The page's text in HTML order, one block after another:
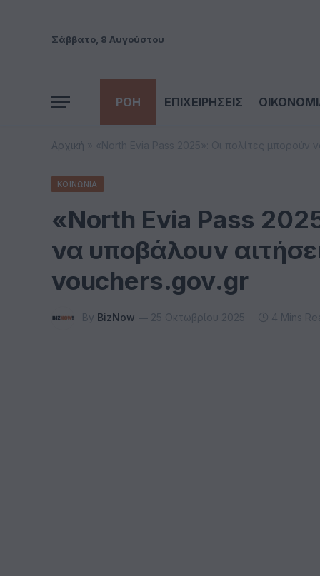
Σάββατο, 8 Αυγούστου
ΡΟΗ ΕΠΙΧΕΙΡΗΣΕΙΣ
Αρχική
ΚΟΙΝΩΝΙΑ
«North Evia Pass
να υποβάλουν
vouchers.gov.gr
By BizNow 25 Οκτωβρίου 2025 4 Mins